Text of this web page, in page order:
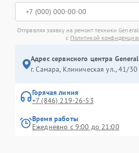
Отправляя заявку на ремонт техники
с Политикой
Адрес сервисного центра
г. Самара, Клиническая ул., 41/30
Горячая линия
+7 (846) 219-26-53
Время работы
Ежедневно с 9:00 до 21:00